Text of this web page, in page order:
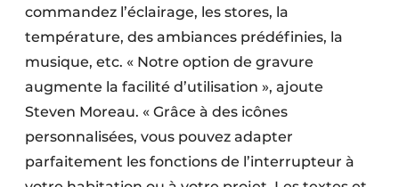
commandez l’éclairage, les stores, la
température, des ambiances prédéfinies, la
musique, etc. « Notre option de gravure
augmente la facilité d’utilisation », ajoute
Steven Moreau. « Grâce à des icônes
personnalisées, vous pouvez adapter
parfaitement les fonctions de l’interrupteur à